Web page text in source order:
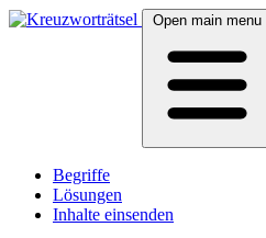
Open main menu
Begriffe
Lösungen
Inhalte einsenden